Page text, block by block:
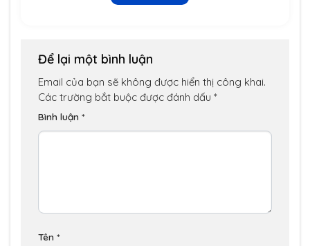
Để lại một bình luận
Email của bạn sẽ không được hiển thị công khai.
Các trường bắt buộc được đánh dấu *
Bình luận *
Tên *